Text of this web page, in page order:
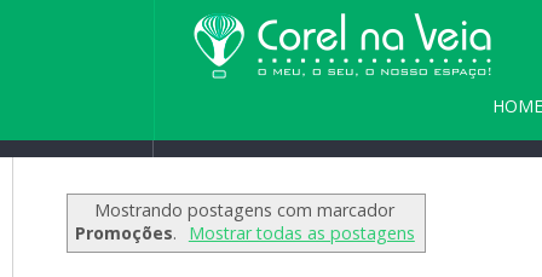
HOME
Seja bem vindo(a)
Mostrando postagens com marcador
Promoções. Mostrar todas as postagens